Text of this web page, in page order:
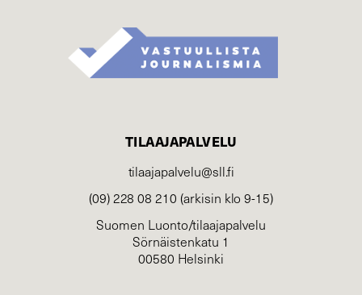
TILAAJAPALVELU
tilaajapalvelu@sll.fi
(09) 228 08 210 (arkisin klo 9-15)
Suomen Luonto/tilaajapalvelu
Sörnäistenkatu 1
00580 Helsinki